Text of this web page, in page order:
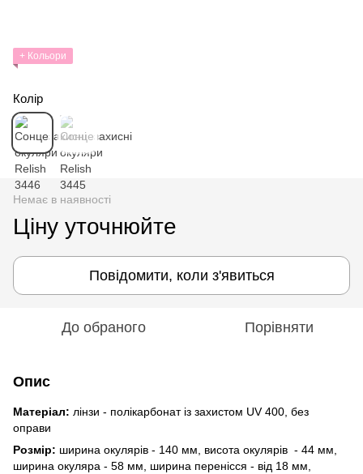
+ Кольори
Колір
Немає в наявності
Ціну уточнюйте
Повідомити, коли з'явиться
До обраного Порівняти
Опис
Матеріал: лінзи - полікарбонат із захистом UV 400, без
оправи
Розмір: ширина окулярів - 140 мм, висота окулярів - 44 мм,
ширина окуляра - 58 мм, ширина перенісся - від 18 мм,